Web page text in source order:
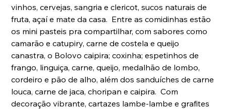
vinhos, cervejas, sangria e clericot, sucos naturais de
fruta, açaí e mate da casa.  Entre as comidinhas estão
os mini pasteis pra compartilhar, com sabores como
camarão e catupiry, carne de costela e queijo
canastra, o Bolovo caipira; coxinha; espetinhos de
frango, linguiça, carne, queijo, medalhão de lombo,
cordeiro e pão de alho, além dos sanduíches de carne
louca, carne de jaca, choripan e caipira.  Com
decoração vibrante, cartazes lambe-lambe e grafites